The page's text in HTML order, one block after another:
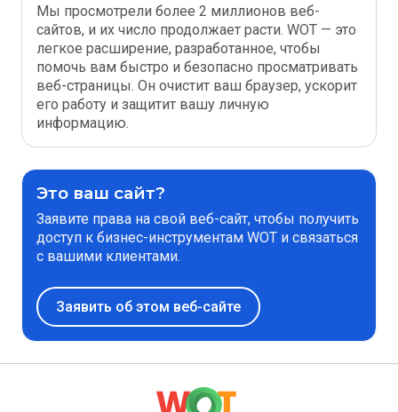
Мы просмотрели более 2 миллионов веб-
сайтов, и их число продолжает расти. WOT — это
легкое расширение, разработанное, чтобы
помочь вам быстро и безопасно просматривать
веб-страницы. Он очистит ваш браузер, ускорит
его работу и защитит вашу личную
информацию.
Это ваш сайт?
Заявите права на свой веб-сайт, чтобы получить
доступ к бизнес-инструментам WOT и связаться
с вашими клиентами.
Заявить об этом веб-сайте